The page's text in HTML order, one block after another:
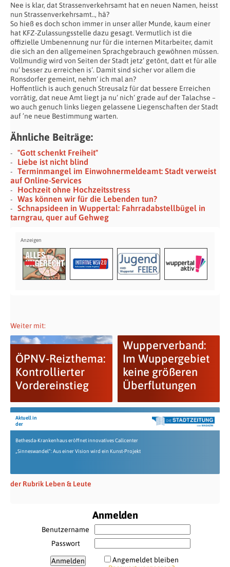
Nee is klar, dat Strassenverkehrsamt hat en neuen Namen, heisst
nun Strassenverkehrsamt.., hä?
So hieß es doch schon immer in unser aller Munde, kaum einer
hat KFZ-Zulassungsstelle dazu gesagt. Vermutlich ist die
offizielle Umbenennung nur für die internen Mitarbeiter, damit
die sich an den allgemeinen Sprachgebrauch gewöhnen müssen.
Vollmundig wird von Seiten der Stadt jetz‘ getönt, datt et für alle
nu‘ besser zu erreichen is‘. Damit sind sicher vor allem die
Ronsdorfer gemeint, nehm‘ ich mal an?
Hoffentlich is auch genuch Streusalz für dat bessere Erreichen
vorrätig, dat neue Amt liegt ja nu‘ nich‘ grade auf der Talachse –
wo auch genuch links liegen gelassene Liegenschaften der Stadt
auf ’ne neue Bestimmung warten.
Ähnliche Beiträge:
"Gott schenkt Freiheit"
Liebe ist nicht blind
Terminmangel im Einwohnermeldeamt: Stadt verweist
auf Online-Services
Hochzeit ohne Hochzeitsstress
Was können wir für die Lebenden tun?
Schnapsideen in Wuppertal: Fahrradabstellbügel in
tarngrau, quer auf Gehweg
Weiter mit:
ÖPNV-Reizthema:
Kontrollierter
Vordereinstieg
Wupperverband:
Im Wuppergebiet
keine größeren
Überflutungen
Aktuell in
der
Bethesda-Krankenhaus eröffnet innovatives Callcenter
„Sinneswandel“: Aus einer Vision wird ein Kunst-Projekt
der Rubrik Leben & Leute
Anmelden
Benutzername
Passwort
Angemeldet bleiben